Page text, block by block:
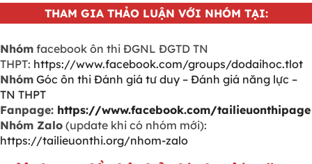
THAM GIA THẢO LUẬN VỚI NHÓM TẠI:
Nhóm facebook ôn thi ĐGNL ĐGTD TN
THPT: https://www.facebook.com/groups/dodaihoc.tlot
Nhóm Góc ôn thi Đánh giá tư duy – Đánh giá năng lực –
TN THPT
Fanpage: https://www.facebook.com/tailieuonthipage
Nhóm Zalo (update khi có nhóm mới):
https://tailieuonthi.org/nhom-zalo